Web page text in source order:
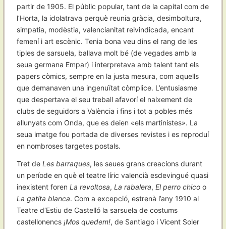
partir de 1905. El públic popular, tant de la capital com de
l’Horta, la idolatrava perquè reunia gràcia, desimboltura,
simpatia, modèstia, valencianitat reivindicada, encant
femení i art escènic. Tenia bona veu dins el rang de les
tiples de sarsuela, ballava molt bé (de vegades amb la
seua germana Empar) i interpretava amb talent tant els
papers còmics, sempre en la justa mesura, com aquells
que demanaven una ingenuïtat còmplice. L’entusiasme
que despertava el seu treball afavorí el naixement de
clubs de seguidors a València i fins i tot a pobles més
allunyats com Onda, que es deien «els martinistes». La
seua imatge fou portada de diverses revistes i es reproduí
en nombroses targetes postals.
Tret de Les barraques, les seues grans creacions durant
un període en què el teatre líric valencià esdevingué quasi
inexistent foren La revoltosa, La rabalera, El perro chico o
La gatita blanca. Com a excepció, estrenà l’any 1910 al
Teatre d’Estiu de Castelló la sarsuela de costums
castellonencs ¡Mos quedem!, de Santiago i Vicent Soler